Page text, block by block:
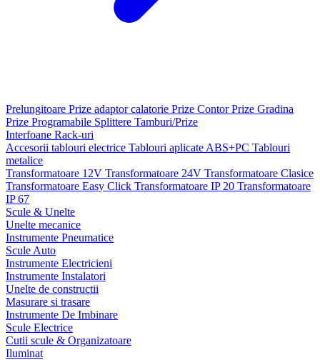
Prelungitoare Prize adaptor calatorie Prize ContorPrize Gradina
Prize Programabile Splittere Tamburi/Prize
Interfoane Rack-uri
Accesorii tablouri electrice Tablouri aplicate ABS+PC Tablouri
metalice
Transformatoare 12V Transformatoare 24V Transformatoare Clasice
Transformatoare Easy Click Transformatoare IP 20 Transformatoare
IP 67
Scule & Unelte
Unelte mecanice
Instrumente Pneumatice
Scule Auto
Instrumente Electricieni
Instrumente Instalatori
Unelte de constructii
Masurare si trasare
Instrumente De Imbinare
Scule Electrice
Cutii scule & Organizatoare
Iluminat